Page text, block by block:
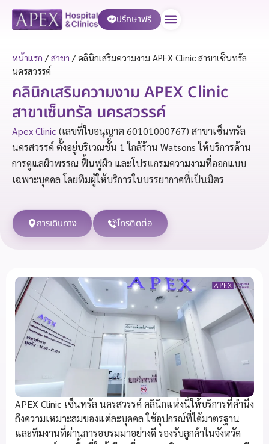
ปรึกษาฟรี
หน้าแรก /สาขา /คลินิกเสริมความงาม APEX Clinic สาขาเซ็นทรัล
นครสวรรค์
คลินิกเสริมความงาม APEX Clinic
สาขาเซ็นทรัล นครสวรรค์
Apex Clinic(เลขที่ใบอนุญาต 60101000767) สาขาเซ็นทรัล
นครสวรรค์ ตั้งอยู่บริเวณชั้น 1 ใกล้ร้าน Watsons ให้บริการด้าน
การดูแลผิวพรรณ ฟื้นฟูผิว และโปรแกรมความงามที่ออกแบบ
เฉพาะบุคคล โดยทีมผู้ให้บริการในบรรยากาศที่เป็นมิตร
การเดินทาง โทรติดต่อ
APEX Clinic เซ็นทรัล นครสวรรค์ คลินิกแห่งนี้ให้บริการที่คำนึง
ถึงความเหมาะสมของแต่ละบุคคล ใช้อุปกรณ์ที่ได้มาตรฐาน
และทีมงานที่ผ่านการอบรมมาอย่างดี รองรับลูกค้าในจังหวัด